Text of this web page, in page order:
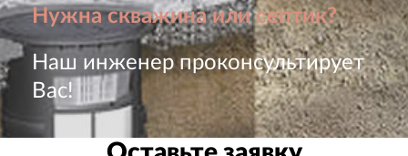
Нужна скважина или септик?
Наш инженер проконсультирует
Вас!